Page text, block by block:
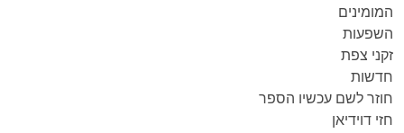
המומינים
השפעות
זקני צפת
חדשות
חוזר לשם עכשיו הספר
חזי דוידיאן